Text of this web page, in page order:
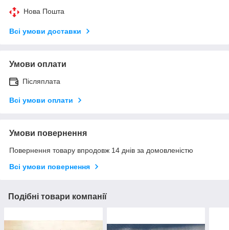
Нова Пошта
Всі умови доставки
Умови оплати
Післяплата
Всі умови оплати
Умови повернення
Повернення товару впродовж 14 днів за домовленістю
Всі умови повернення
Подібні товари компанії